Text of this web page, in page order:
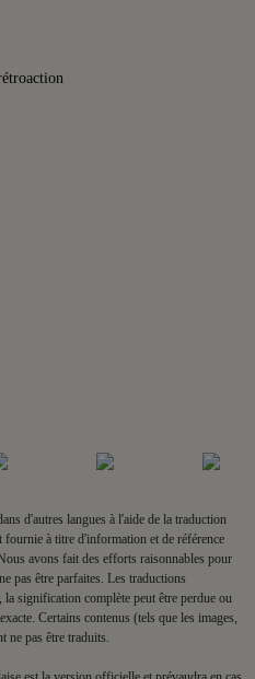
d'autres langues à l'aide de la traduction
fournie à titre d'information et de référence
avons fait des efforts raisonnables pour
pas être parfaites. Les traductions
signification complète peut être perdue ou
Certains contenus (tels que les images,
ne pas être traduits.